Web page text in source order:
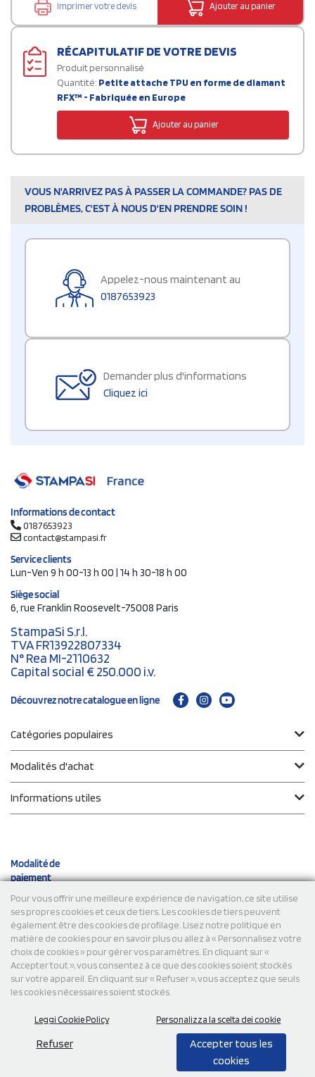
Pour vous offrir une meilleure expérience de navigation, ce site utilise
ses propres cookies et ceux de tiers. Les cookies de tiers peuvent
également être des cookies de profilage. Lisez notre politique en
matière de cookies pour en savoir plus ou allez à « Personnalisez votre
choix de cookies » pour gérer vos paramètres. En cliquant sur «
Accepter tout », vous consentez à ce que des cookies soient stockés
sur votre appareil. En cliquant sur « Refuser », vous acceptez que seuls
les cookies nécessaires soient stockés.
Leggi Cookie Policy Personalizza la scelta dei cookie
Refuser
Accepter tous les
cookies
Imprimer votre devis Ajouter au panier
RÉCAPITULATIF DE VOTRE DEVIS
Produit personnalisé
Quantité: Petite attache TPU en forme de diamant
RFX™ - Fabriquée en Europe
Ajouter au panier
VOUS N'ARRIVEZ PAS À PASSER LA COMMANDE? PAS DE
PROBLÈMES, C'EST À NOUS D'EN PRENDRE SOIN !
Appelez-nous maintenant au
0187653923
Demander plus d'informations
Cliquez ici
Informations de contact
0187653923
contact@stampasi.fr
Service clients
Lun-Ven 9 h 00-13 h 00 | 14 h 30-18 h 00
Siège social
6, rue Franklin Roosevelt-75008 Paris
StampaSi S.r.l.
TVA FR13922807334
N° Rea MI-2110632
Capital social € 250.000 i.v.
Découvrez notre catalogue en ligne
Catégories populaires
Modalités d'achat
Informations utiles
Modalité de
paiement
Expéditions
© 2026 StampaSi s.r.l. TOUS DROITS RÉSERVÉS - TVA
FR13922807334